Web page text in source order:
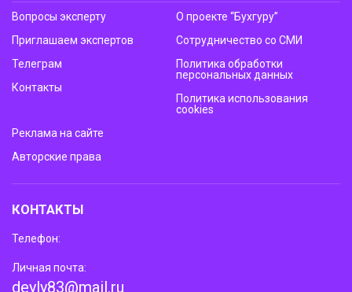
Вопросы эксперту
Приглашаем экспертов
Телеграм
Контакты
О проекте “Бухгуру”
Сотрудничество со СМИ
Политика обработки
персональных данных
Политика использования
cookies
Реклама на сайте
Авторские права
КОНТАКТЫ
Телефон:
Личная почта:
deyly83@mail.ru